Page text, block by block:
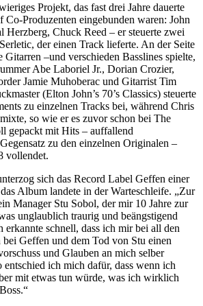
Projekt, das fast drei Jahre dauerte
Produzenten eingebunden waren: John
Herzberg, Chuck Reed – er steuerte zwei
der einen Track lieferte. An der Seite
–und verschieden Basslines spielte,
Abe Laboriel Jr., Dorian Crozier,
Jamie Muhoberac und Gitarrist Tim
(Elton John’s 70’s Classics) steuerte
zu einzelnen Tracks bei, während Chris
so wie er es zuvor schon bei The
gepackt mit Hits – auffallend
zu den einzelnen Originalen –
vollendet.
sich das Record Label Geffen einer
Album landete in der Warteschleife. „Zur
Manager Stu Sobol, der mir 10 Jahre zur
unglaublich traurig und beängstigend
schnell, dass ich mir bei all den
bei Geffen und dem Tod von Stu einen
und Glauben an mich selber
entschied ich mich dafür, dass wenn ich
mit etwas tun würde, was ich wirklich